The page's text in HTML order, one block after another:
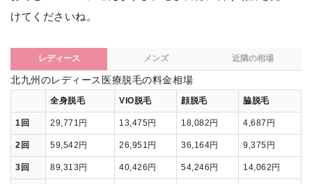
けてくださいね。
レディース メンズ 近隣の相場
北九州のレディース医療脱毛の料金相場
全身脱毛 VIO脱毛 顔脱毛 脇脱毛
1回 29,771円 13,475円 18,082円 4,687円
2回 59,542円 26,951円 36,164円 9,375円
3回 89,313円 40,426円 54,246円 14,062円